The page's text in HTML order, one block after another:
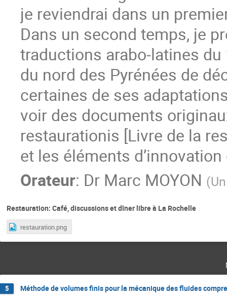
je reviendrai dans un
Dans un second temps, je
traductions arabo-latines
du nord des Pyrénées de
certaines de ses
voir des documents
restaurationis [Livre de la
et les éléments d’innovation
Orateur: Dr Marc MOYON (
Restauration: Café, discussions et dîner libre à La Rochelle
restauration.png
5 Méthode de volumes finis pour la mécanique des fluides